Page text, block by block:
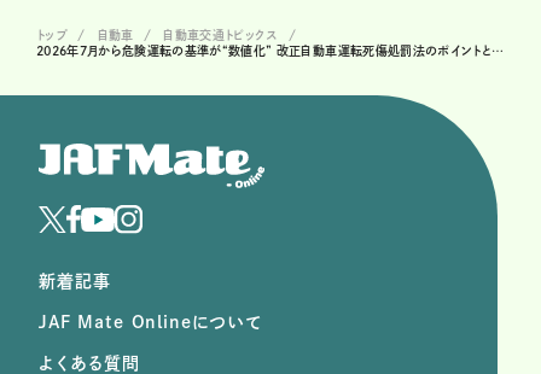
トップ 自動車
自動車交通トピックス
2026年7月から危険運転の基準が“数値化” 改正自動車運転死傷処罰法のポイントとこれまでの経緯
新着記事
JAF Mate Onlineについて
よくある質問